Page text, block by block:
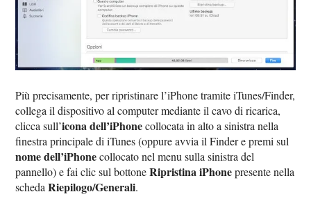
Più precisamente, per ripristinare l’iPhone tramite iTunes/Finder,
collega il dispositivo al computer mediante il cavo di ricarica,
clicca sull’icona dell’iPhonecollocata in alto a sinistra nella
finestra principale di iTunes (oppure avvia il Finder e premi sul
nome dell’iPhonecollocato nel menu sulla sinistra del
pannello) e fai clic sul bottoneRipristina iPhonepresente nella
schedaRiepilogo/Generali.